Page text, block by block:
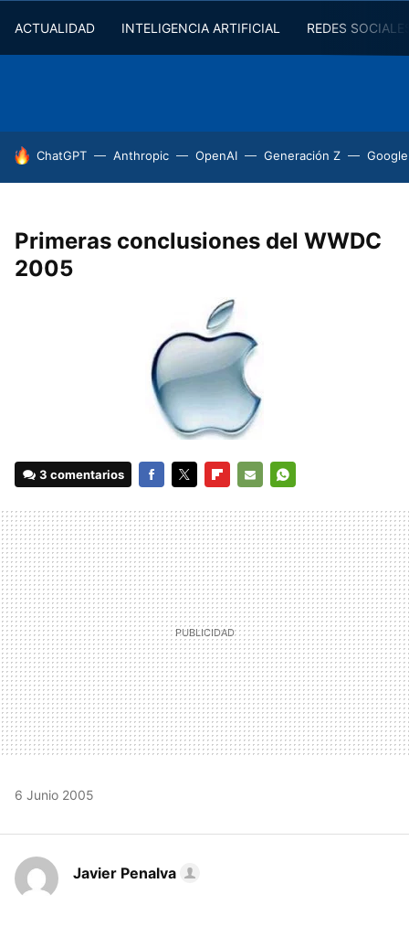
ACTUALIDAD INTELIGENCIA ARTIFICIAL REDES
HOY SE HABLA DE
ChatGPT Anthropic OpenAI Generación Z
Primeras conclusiones del WWDC
2005
3 comentarios
MAIL
6 Junio 2005
Javier Penalva